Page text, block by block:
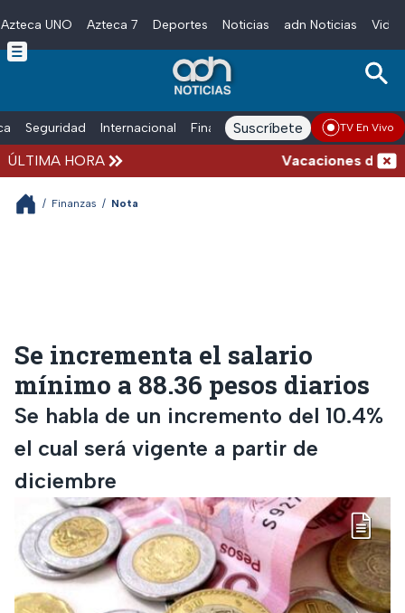
Skip to main content
Azteca UNO Azteca 7 Deportes Noticias adn Noticias
Seguridad Internacional Finanzas adn Noticias Radio
Suscríbete TV En Vivo
ÚLTIMA HORA Vacaciones de
/ Finanzas / Nota
Se incrementa el salario
mínimo a 88.36 pesos diarios
Se habla de un incremento del 10.4%
el cual será vigente a partir de
diciembre